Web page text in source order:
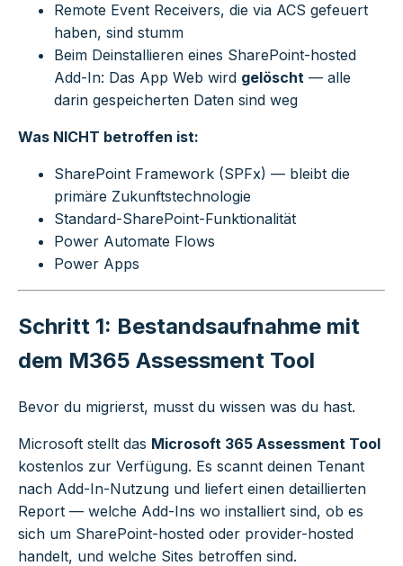
Remote Event Receivers, die via ACS gefeuert
haben, sind stumm
Beim Deinstallieren eines SharePoint-hosted
Add-In: Das App Web wird gelöscht — alle
darin gespeicherten Daten sind weg
Was NICHT betroffen ist:
SharePoint Framework (SPFx) — bleibt die
primäre Zukunftstechnologie
Standard-SharePoint-Funktionalität
Power Automate Flows
Power Apps
Schritt 1: Bestandsaufnahme mit
dem M365 Assessment Tool
Bevor du migrierst, musst du wissen was du hast.
Microsoft stellt das Microsoft 365 Assessment Tool
kostenlos zur Verfügung. Es scannt deinen Tenant
nach Add-In-Nutzung und liefert einen detaillierten
Report — welche Add-Ins wo installiert sind, ob es
sich um SharePoint-hosted oder provider-hosted
handelt, und welche Sites betroffen sind.